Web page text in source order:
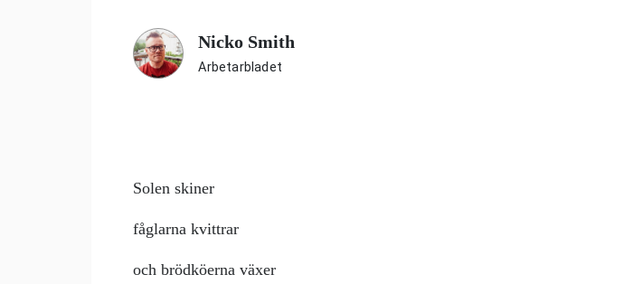
Nicko Smith
Arbetarbladet
Solen skiner
fåglarna kvittrar
och brödköerna växer